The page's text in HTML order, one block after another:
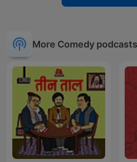
More Comedy podcasts